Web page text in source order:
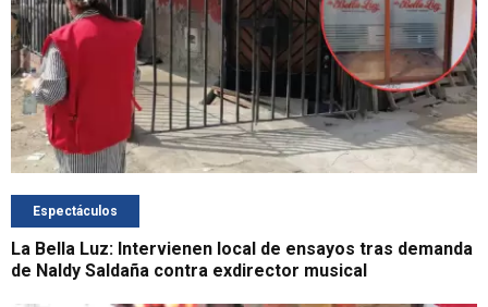
Espectáculos
La Bella Luz: Intervienen local de ensayos tras demanda
de Naldy Saldaña contra exdirector musical